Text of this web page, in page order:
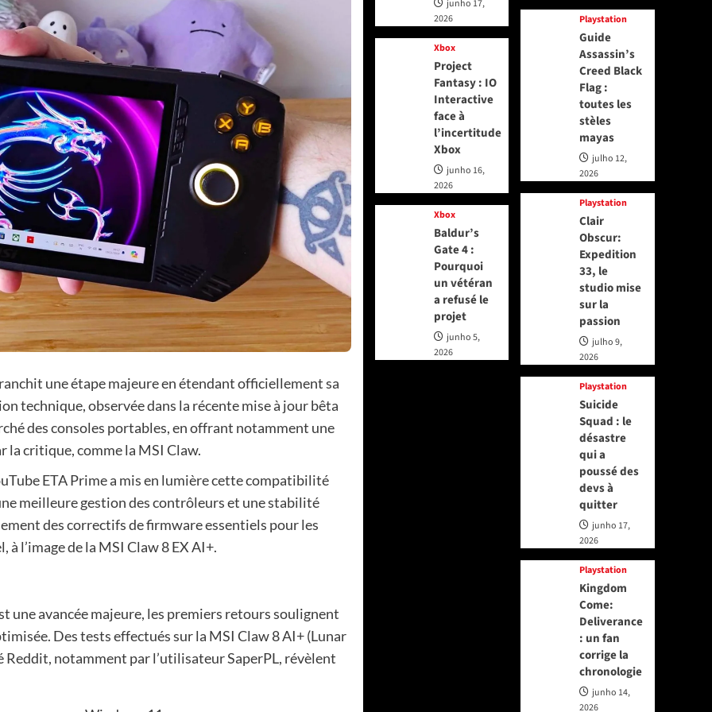
une étape majeure en étendant officiellement sa
technique, observée dans la récente mise à jour bêta
des consoles portables, en offrant notamment une
la critique, comme la MSI Claw.
ETA Prime a mis en lumière cette compatibilité
meilleure gestion des contrôleurs et une stabilité
des correctifs de firmware essentiels pour les
l’image de la MSI Claw 8 EX AI+.
une avancée majeure, les premiers retours soulignent
Des tests effectués sur la MSI Claw 8 AI+ (Lunar
Reddit, notamment par l’utilisateur SaperPL, révèlent
junho 17,
2026
Xbox
Project
Fantasy : IO
Interactive
face à
l’incertitude
Xbox
junho 16,
2026
Xbox
Baldur’s
Gate 4 :
Pourquoi
un vétéran
a refusé le
projet
junho 5,
2026
Playstation
Guide
Assassin’s
Creed Black
Flag :
toutes les
stèles
mayas
julho 12,
2026
Playstation
Clair
Obscur:
Expedition
33, le
studio mise
sur la
passion
julho 9,
2026
Playstation
Suicide
Squad : le
désastre
qui a
poussé des
devs à
quitter
junho 17,
2026
Playstation
Kingdom
Come:
Deliverance
: un fan
corrige la
chronologie
junho 14,
2026